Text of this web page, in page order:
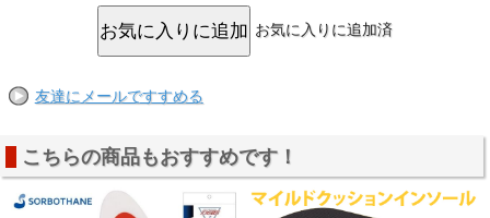
お気に入りに追加済
友達にメールですすめる
こちらの商品もおすすめです！